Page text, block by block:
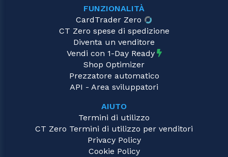
FUNZIONALITÀ
CardTrader Zero
CT Zero spese di spedizione
Diventa un venditore
Vendi con 1-Day Ready
Shop Optimizer
Prezzatore automatico
API - Area sviluppatori
AIUTO
Termini di utilizzo
CT Zero Termini di utilizzo per venditori
Privacy Policy
Cookie Policy